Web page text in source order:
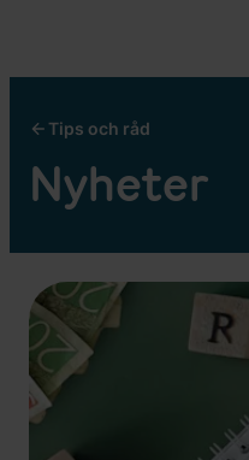
Tips och råd
Nyheter